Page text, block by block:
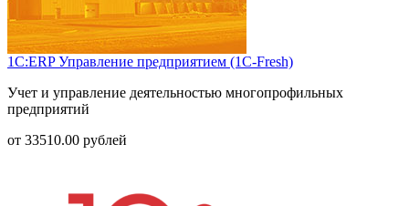
1С:ERP Управление предприятием (1С-Fresh)
Учет и управление деятельностью многопрофильных
предприятий
от 33510.00 рублей